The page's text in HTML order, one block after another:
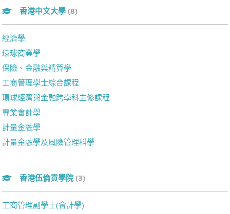
香港中文大學 (8)
經濟學
環球商業學
保險、金融與精算學
工商管理學士綜合課程
環球經濟與金融跨學科主修課程
專業會計學
計量金融學
計量金融學及風險管理科學
香港伍倫貢學院 (3)
工商管理副學士(會計學)